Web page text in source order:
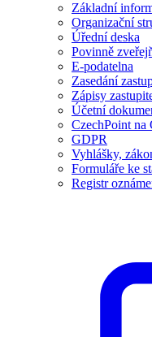
Základní
Organizační
Úřední deska
Povinně
E-podatelna
Zasedání
Zápisy
Účetní
CzechPoint na
GDPR
Vyhlášky,
Formuláře ke
Registr